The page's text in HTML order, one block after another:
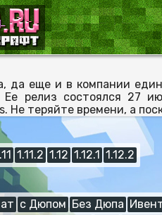
да еще и в компании
релиз состоялся 27
Не теряйте времени, а
1.11.2 1.12 1.12.1 1.12.2
с Дюпом Без Дюпа